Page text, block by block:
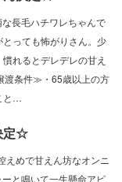
長毛ハチワレちゃんで
っても怖がりさん。少
れるとデレデレの甘え
渡条件≫・65歳以上の方
…
定☆
めで甘えん坊なオンニ
と鳴いて一生懸命アピ